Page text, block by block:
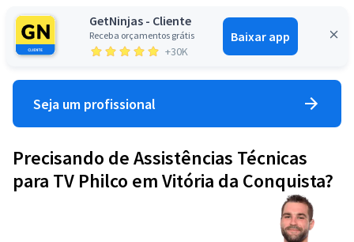
GetNinjas - Cliente
Receba orçamentos grátis
+30K
Baixar app
Entrar
Seja um profissional
Precisando de Assistências Técnicas
para TV Philco em Vitória da Conquista?